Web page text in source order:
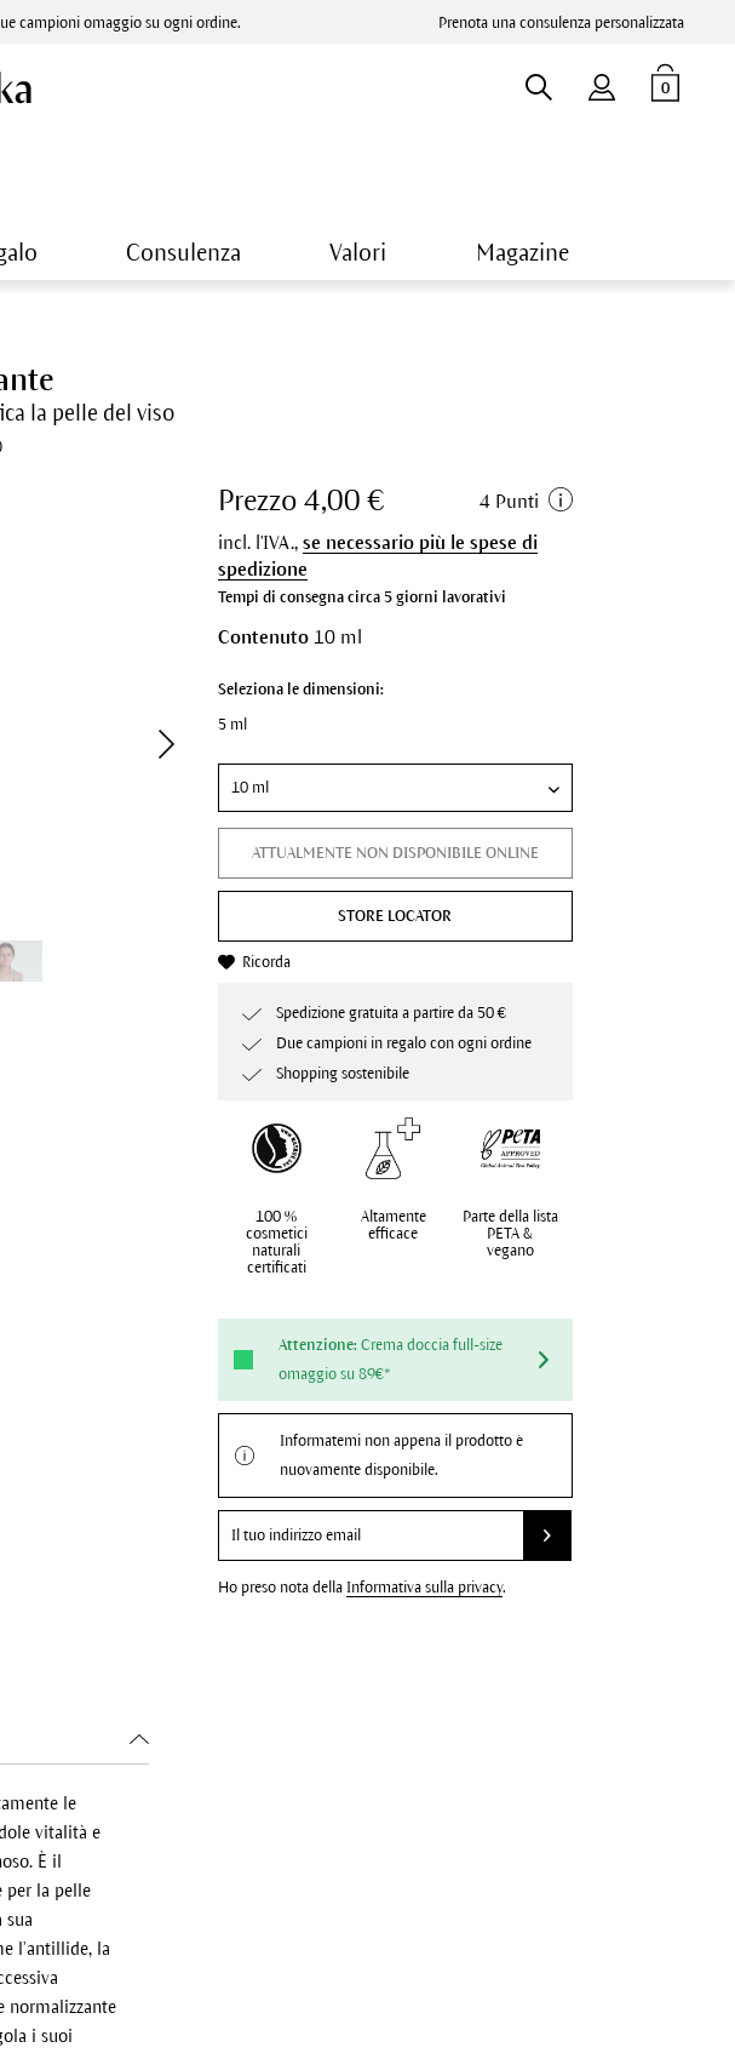
campioni omaggio su ogni ordine. Prenota una consulenza personalizzata
0
Consulenza Valori Magazine
la pelle del viso
Prezzo 4,00 € 4 Punti
incl. l'IVA.,se necessario più le spese di
spedizione
Tempi di consegna circa 5 giorni lavorativi
Contenuto 10 ml
Seleziona le dimensioni:
5 ml
ATTUALMENTE NON DISPONIBILE ONLINE
STORE LOCATOR
Ricorda
Spedizione gratuita a partire da 50 €
Due campioni in regalo con ogni ordine
Shopping sostenibile
100 %
cosmetici
naturali
certificati
Altamente
efficace
Parte della lista
PETA &
vegano
Attenzione: Crema doccia full-size
omaggio su 89€*
Informatemi non appena il prodotto è
nuovamente disponibile.
Ho preso nota dellaInformativa sulla privacy.
le
vitalità e
È il
per la pelle
sua
l’antillide, la
normalizzante
i suoi